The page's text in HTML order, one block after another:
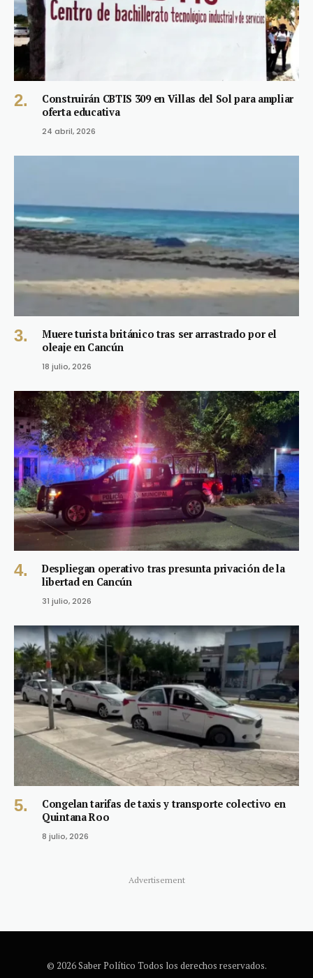
Construirán CBTIS 309 en Villas del Sol para ampliar
oferta educativa
24 abril, 2026
Muere turista británico tras ser arrastrado por el
oleaje en Cancún
18 julio, 2026
Despliegan operativo tras presunta privación de la
libertad en Cancún
31 julio, 2026
Congelan tarifas de taxis y transporte colectivo en
Quintana Roo
8 julio, 2026
Advertisement
© 2026 Saber Político Todos los derechos reservados.